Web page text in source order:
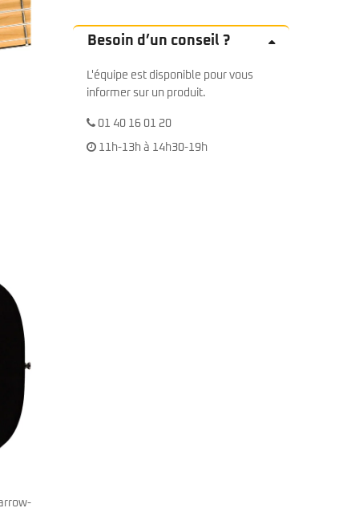
Besoin d’un conseil ?
L'équipe est disponible pour vous
informer sur un produit.
01 40 16 01 20
11h-13h à 14h30-19h